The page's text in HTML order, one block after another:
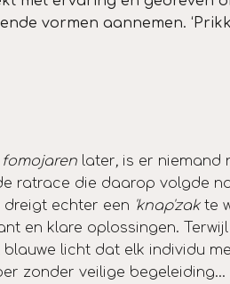
vormen aannemen.
fomojarenlater, is er niemand
ratrace die daarop volgde
dreigt echter een 'knap'zakte
en klare oplossingen.
licht dat elk individu
zonder veilige begeleiding...